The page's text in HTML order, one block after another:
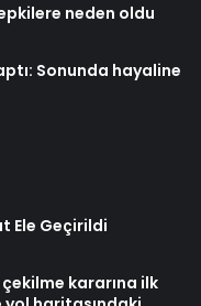
neden oldu
Sonunda hayaline
Ele Geçirildi
çekilme kararına ilk